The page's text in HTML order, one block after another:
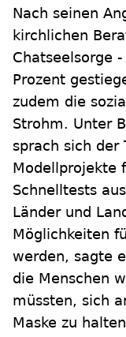
Nach seinen
kirchlichen
Chatseelsorge
Prozent
zudem die
Strohm. Unter
sprach sich der
Modellprojekte
Schnelltests
Länder und
Möglichkeiten
werden, sagte
die Menschen
müssten, sich
Maske zu